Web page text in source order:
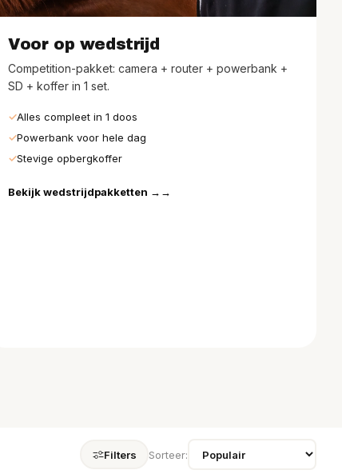
Voor op wedstrijd
Competition-pakket: camera + router + powerbank +
SD + koffer in 1 set.
Alles compleet in 1 doos
Powerbank voor hele dag
Stevige opbergkoffer
Bekijk wedstrijdpakketten →
Filters Sorteer: